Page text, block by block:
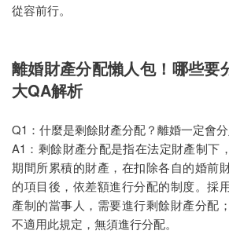
從容前行。
離婚財產分配懶人包！哪些要
大QA解析
Q1：什麼是剩餘財產分配？離婚一定會
A1：剩餘財產分配是指在法定財產制下
期間所累積的財產，在扣除各自的婚前
的項目後，依差額進行分配的制度。採
產制的當事人，需要進行剩餘財產分配
不適用此規定，無須進行分配。